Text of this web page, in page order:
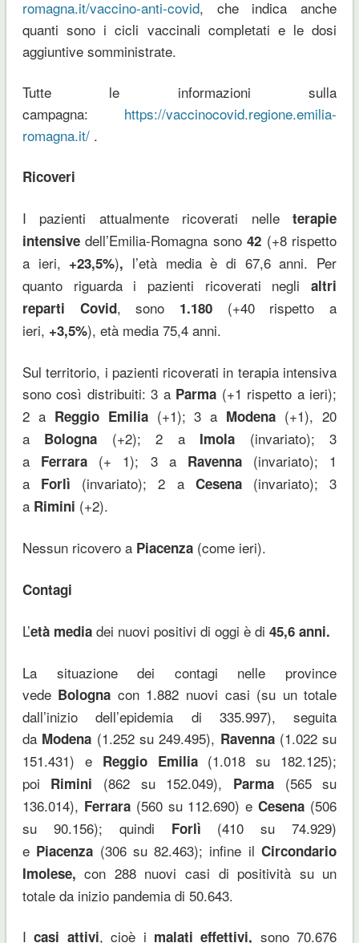
romagna.it/vaccino-anti-covid, che indica anche
quanti sono i cicli vaccinali completati e le dosi
aggiuntive somministrate.
Tutte le informazioni sulla
campagna: https://vaccinocovid.regione.emilia-
romagna.it/.
Ricoveri
I pazienti attualmente ricoverati nelleterapie
intensivedell’Emilia-Romagna sono42 (+8 rispetto
a ieri, +23,5%), l’età media è di 67,6 anni. Per
quanto riguarda i pazienti ricoverati neglialtri
reparti Covid, sono 1.180 (+40 rispetto a
ieri, +3,5%), età media 75,4 anni.
Sul territorio, i pazienti ricoverati in terapia intensiva
sono così distribuiti: 3 a Parma (+1 rispetto a ieri);
2 a Reggio Emilia (+1); 3 a Modena (+1), 20
a Bologna (+2); 2 a Imola (invariato); 3
a Ferrara (+ 1); 3 a Ravenna (invariato); 1
a Forlì (invariato); 2 a Cesena(invariato); 3
a Rimini (+2).
Nessun ricovero a Piacenza(come ieri).
Contagi
L’età media dei nuovi positivi di oggi è di 45,6 anni.
La situazione dei contagi nelle province
vede Bologna con 1.882 nuovi casi (su un totale
dall’inizio dell’epidemia di 335.997), seguita
da Modena (1.252 su 249.495), Ravenna(1.022 su
151.431) e Reggio Emilia(1.018 su 182.125);
poi Rimini (862 su 152.049), Parma(565 su
136.014), Ferrara(560 su 112.690) eCesena (506
su 90.156); quindi Forlì (410 su 74.929)
e Piacenza (306 su 82.463); infine ilCircondario
Imolese, con 288 nuovi casi di positività su un
totale da inizio pandemia di 50.643.
Icasi attivi, cioè i malati effettivi, sono 70.676